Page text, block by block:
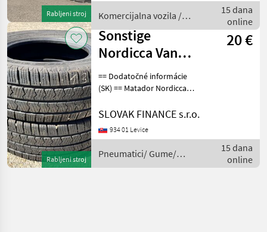
Rabljeni stroj
klimatizáci
Komercijalna vozila /
Iveco
15 dana
online
Rabljeni stroj
Sonstige
Nordicca Van
225/75 R 16 C,
2ks, dezen 50%
20 €
== Dodatočné informácie
(SK) == Matador Nordicca
dezen 50% E5, CENA : 20
Gume/ Naplatci
SLOVAK FINANCE s.r.o.
934 01 Levice
Pneumatici/ Gume/
Naplatci / Sonstige
15 dana
online